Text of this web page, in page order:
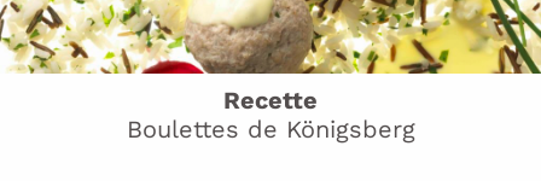
Recette
Boulettes de Königsberg